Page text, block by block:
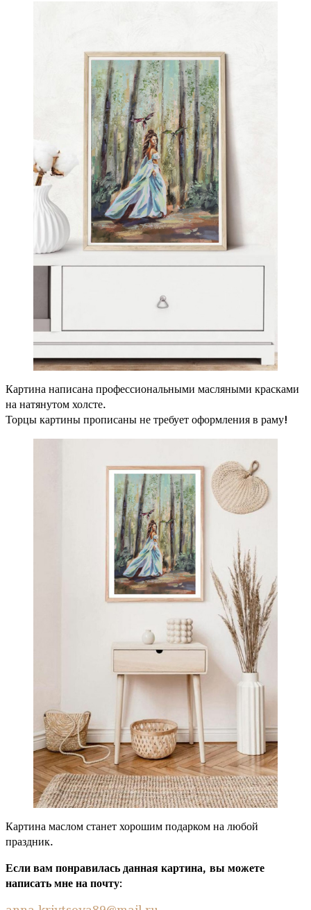
Картина написана профессиональными масляными красками
на натянутом холсте.
Торцы картины прописаны не требует оформления в раму!
Картина маслом станет хорошим подарком на любой
праздник.
Если вам понравилась данная картина, вы можете
написать мне на почту: